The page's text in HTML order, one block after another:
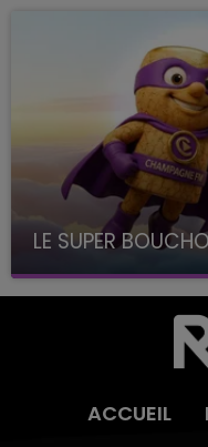
LE SUPER
avec La Famille
ACCUEIL